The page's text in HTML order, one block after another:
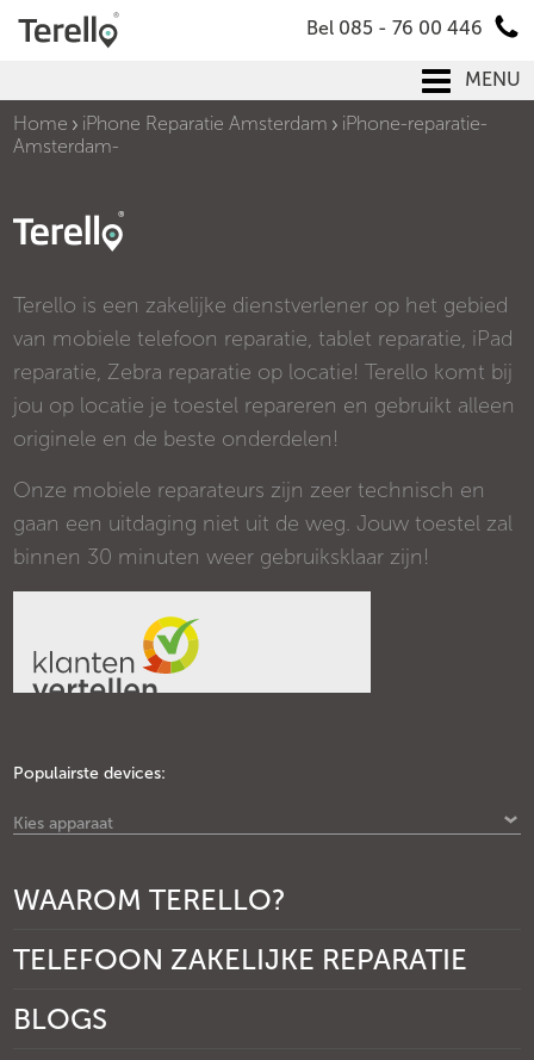
Bel 085 - 76 00 446
MENU
Home
iPhone Reparatie Amsterdam
iPhone-reparatie-
Amsterdam-
Terello is een zakelijke dienstverlener op het gebied
van mobiele telefoon reparatie, tablet reparatie, iPad
reparatie, Zebra reparatie op locatie! Terello komt bij
jou op locatie je toestel repareren en gebruikt alleen
originele en de beste onderdelen!
Onze mobiele reparateurs zijn zeer technisch en
gaan een uitdaging niet uit de weg. Jouw toestel zal
binnen 30 minuten weer gebruiksklaar zijn!
Populairste devices:
Kies apparaat
WAAROM TERELLO?
TELEFOON ZAKELIJKE REPARATIE
BLOGS